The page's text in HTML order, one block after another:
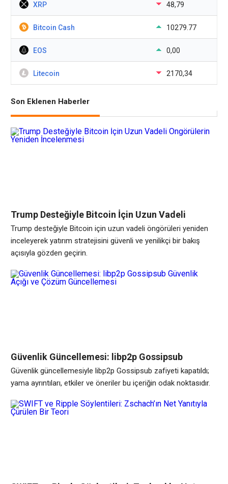
XRP 48,79
Bitcoin Cash 10279.77
EOS 0,00
Litecoin 2170,34
Son Eklenen Haberler
Trump Desteğiyle Bitcoin İçin Uzun Vadeli
Öngörülerin Yeniden İncelenmesi
Trump desteğiyle Bitcoin için uzun vadeli öngörüleri yeniden
inceleyerek yatırım stratejisini güvenli ve yenilikçi bir bakış
açısıyla gözden geçirin.
Güvenlik Güncellemesi: libp2p Gossipsub
Güvenlik Açığı ve Çözüm Güncellemesi
Güvenlik güncellemesiyle libp2p Gossipsub zafiyeti kapatıldı;
yama ayrıntıları, etkiler ve öneriler bu içeriğin odak noktasıdır.